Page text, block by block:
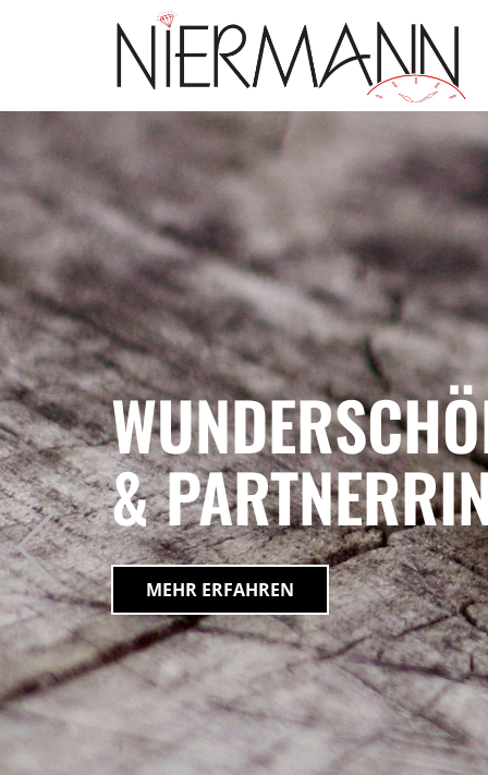
&
MEHR ERFAHREN
Previous